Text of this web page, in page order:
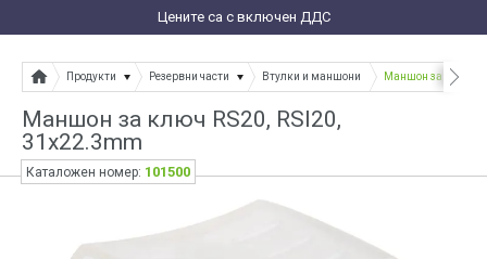
Цените са с включен ДДС
Продукти Резервни части Втулки и маншони Маншон за ключ
Маншон за ключ RS20, RSI20,
31x22.3mm
Каталожен номер: 101500